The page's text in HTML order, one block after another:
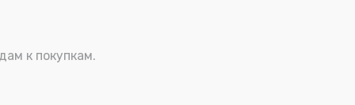
к покупкам.